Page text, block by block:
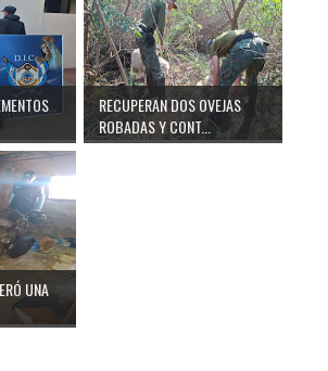
RECUPERAN DOS OVEJAS
ROBADAS Y CONT...
UNA